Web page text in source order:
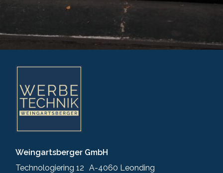
Weingartsberger GmbH
Technologiering 12 A-4060 Leonding